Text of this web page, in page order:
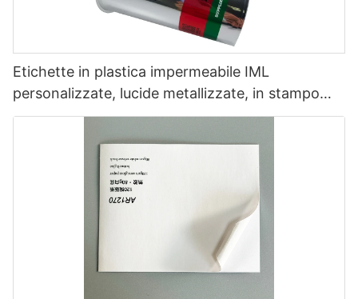
Etichette in plastica impermeabile IML
personalizzate, lucide metallizzate, in stampo
per imballaggi alimentari